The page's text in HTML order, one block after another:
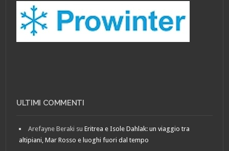
ULTIMI COMMENTI
Arefayne Beraki suEritrea e Isole Dahlak: un viaggio tra
altipiani, Mar Rosso e luoghi fuori dal tempo